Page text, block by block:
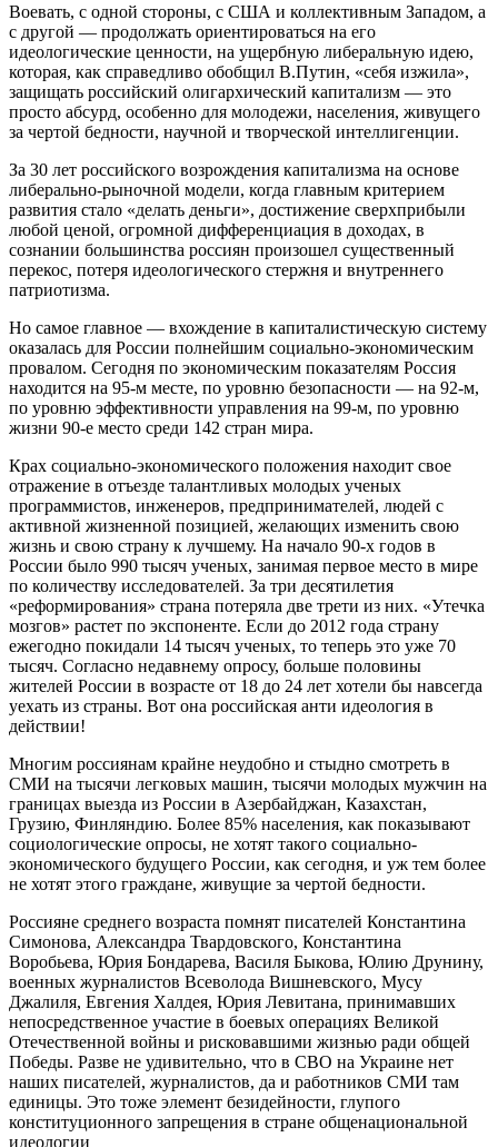
Воевать, с одной стороны, с США и коллективным Западом, а
с другой — продолжать ориентироваться на его
идеологические ценности, на ущербную либеральную идею,
которая, как справедливо обобщил В.Путин, «себя изжила»,
защищать российский олигархический капитализм — это
просто абсурд, особенно для молодежи, населения, живущего
за чертой бедности, научной и творческой интеллигенции.
За 30 лет российского возрождения капитализма на основе
либерально-рыночной модели, когда главным критерием
развития стало «делать деньги», достижение сверхприбыли
любой ценой, огромной дифференциация в доходах, в
сознании большинства россиян произошел существенный
перекос, потеря идеологического стержня и внутреннего
патриотизма.
Но самое главное — вхождение в капиталистическую систему
оказалась для России полнейшим социально-экономическим
провалом. Сегодня по экономическим показателям Россия
находится на 95-м месте, по уровню безопасности — на 92-м,
по уровню эффективности управления на 99-м, по уровню
жизни 90-е место среди 142 стран мира.
Крах социально-экономического положения находит свое
отражение в отъезде талантливых молодых ученых
программистов, инженеров, предпринимателей, людей с
активной жизненной позицией, желающих изменить свою
жизнь и свою страну к лучшему. На начало 90-х годов в
России было 990 тысяч ученых, занимая первое место в мире
по количеству исследователей. За три десятилетия
«реформирования» страна потеряла две трети из них. «Утечка
мозгов» растет по экспоненте. Если до 2012 года страну
ежегодно покидали 14 тысяч ученых, то теперь это уже 70
тысяч. Согласно недавнему опросу, больше половины
жителей России в возрасте от 18 до 24 лет хотели бы навсегда
уехать из страны. Вот она российская анти идеология в
действии!
Многим россиянам крайне неудобно и стыдно смотреть в
СМИ на тысячи легковых машин, тысячи молодых мужчин на
границах выезда из России в Азербайджан, Казахстан,
Грузию, Финляндию. Более 85% населения, как показывают
социологические опросы, не хотят такого социально-
экономического будущего России, как сегодня, и уж тем более
не хотят этого граждане, живущие за чертой бедности.
Россияне среднего возраста помнят писателей Константина
Симонова, Александра Твардовского, Константина
Воробьева, Юрия Бондарева, Василя Быкова, Юлию Друнину,
военных журналистов Всеволода Вишневского, Мусу
Джалиля, Евгения Халдея, Юрия Левитана, принимавших
непосредственное участие в боевых операциях Великой
Отечественной войны и рисковавшими жизнью ради общей
Победы. Разве не удивительно, что в СВО на Украине нет
наших писателей, журналистов, да и работников СМИ там
единицы. Это тоже элемент безидейности, глупого
конституционного запрещения в стране общенациональной
идеологии